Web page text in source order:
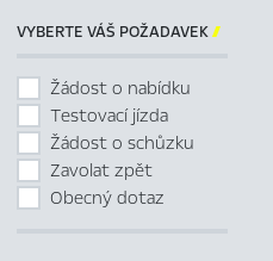
VYBERTE VÁŠ POŽADAVEK
Žádost o nabídku
Testovací jízda
Žádost o schůzku
Zavolat zpět
Obecný dotaz